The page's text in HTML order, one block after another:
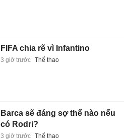
FIFA chia rẽ vì Infantino
3 giờ trước Thể thao
Barca sẽ đáng sợ thế nào nếu
có Rodri?
3 giờ trước Thể thao